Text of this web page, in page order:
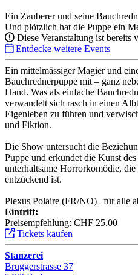
Ein Zauberer und seine
Und plötzlich hat die Puppe ein
Diese Veranstaltung ist bereits
Entdecke weitere Events
Ein mittelmässiger Magier und
Bauchrednerpuppe mit – ganz
Hand. Was als einfache
verwandelt sich rasch in einen
Eigenleben zu führen und
und Fiktion.
Die Show untersucht die
Puppe und erkundet die Kunst
unterhaltsame Horrorkomödie,
entzückend ist.
Plexus Polaire (FR/NO) | für alle
Eintritt:
Preisempfehlung: CHF 25.00
Tickets kaufen
Stanzerei
Bruggerstrasse 37